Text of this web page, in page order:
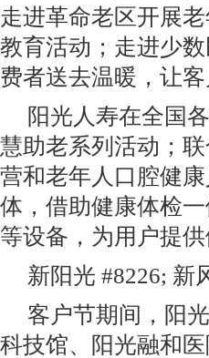
走进革命老区开展
教育活动；走进少
费者送去温暖，让
阳光人寿在全国
慧助老系列活动；
营和老年人口腔健
体，借助健康体检
等设备，为用户提供
新阳光 #8226;
客户节期间，阳
科技馆、阳光融和